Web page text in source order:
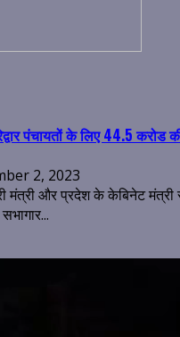
पंचायतों के लिए 44.5 करोड
2, 2023
मंत्री और प्रदेश के केबिनेट मंत्री